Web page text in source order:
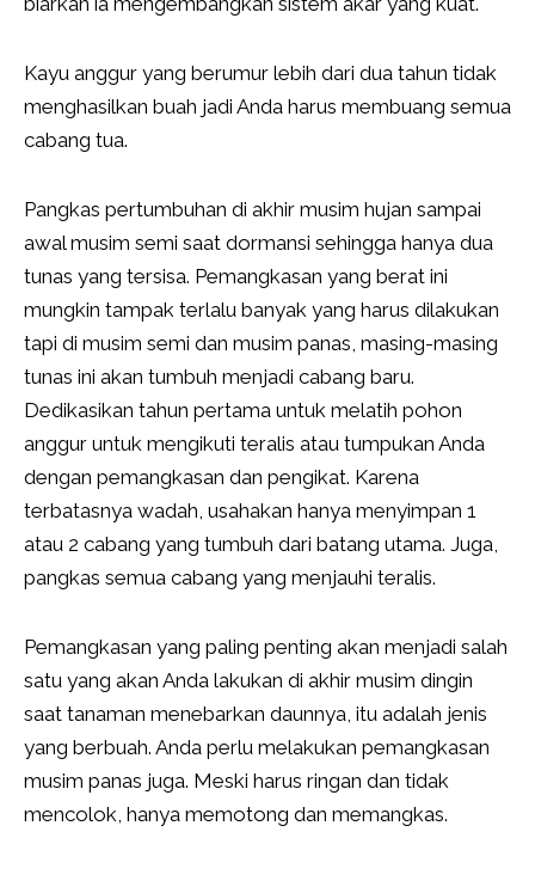
Kayu anggur yang berumur lebih dari dua tahun tidak
menghasilkan buah jadi Anda harus membuang semua
cabang tua.
Pangkas pertumbuhan di akhir musim hujan sampai
awal musim semi saat dormansi sehingga hanya dua
tunas yang tersisa. Pemangkasan yang berat ini
mungkin tampak terlalu banyak yang harus dilakukan
tapi di musim semi dan musim panas, masing-masing
tunas ini akan tumbuh menjadi cabang baru.
Dedikasikan tahun pertama untuk melatih pohon
anggur untuk mengikuti teralis atau tumpukan Anda
dengan pemangkasan dan pengikat. Karena
terbatasnya wadah, usahakan hanya menyimpan 1
atau 2 cabang yang tumbuh dari batang utama. Juga,
pangkas semua cabang yang menjauhi teralis.
Pemangkasan yang paling penting akan menjadi salah
satu yang akan Anda lakukan di akhir musim dingin
saat tanaman menebarkan daunnya, itu adalah jenis
yang berbuah. Anda perlu melakukan pemangkasan
musim panas juga. Meski harus ringan dan tidak
mencolok, hanya memotong dan memangkas.